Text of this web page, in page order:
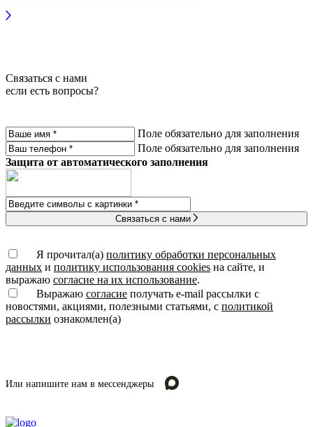
Связаться с нами
если есть вопросы?
Поле обязательно для заполнения
Поле обязательно для заполнения
Защита от автоматического заполнения
Связаться с нами
Я прочитал(а) политику обработки персональных
данных и политику использования cookies на сайте, и
выражаю согласие на их использование.
Выражаю согласие получать e-mail рассылки с
новостями, акциями, полезными статьями, с политикой
рассылки ознакомлен(а)
Или напишите нам в мессенджеры